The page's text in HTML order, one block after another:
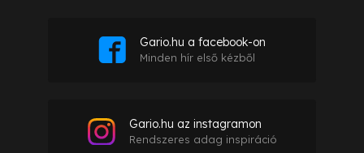
Gario.hu a facebook-on
Minden hír első kézből
Gario.hu az instagramon
Rendszeres adag inspiráció